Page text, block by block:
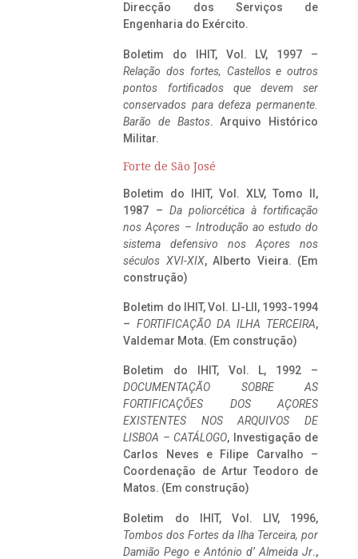
Direcção dos Serviços de
Engenharia do Exército.
Boletim do IHIT, Vol. LV, 1997 –
Relação dos fortes, Castellos e outros
pontos fortificados que devem ser
conservados para defeza permanente.
Barão de Bastos. Arquivo Histórico
Militar.
Forte de São José
Boletim do IHIT, Vol. XLV, Tomo II,
1987 – Da poliorcética à fortificação
nos Açores – Introdução ao estudo do
sistema defensivo nos Açores nos
séculos XVI-XIX, Alberto Vieira. (Em
construção)
Boletim do IHIT, Vol. LI-LII, 1993-1994
– FORTIFICAÇÃO DA ILHA TERCEIRA,
Valdemar Mota. (Em construção)
Boletim do IHIT, Vol. L, 1992 –
DOCUMENTAÇÃO SOBRE AS
FORTIFICAÇÕES DOS AÇORES
EXISTENTES NOS ARQUIVOS DE
LISBOA – CATÁLOGO, Investigação de
Carlos Neves e Filipe Carvalho –
Coordenação de Artur Teodoro de
Matos. (Em construção)
Boletim do IHIT, Vol. LIV, 1996,
Tombos dos Fortes da Ilha Terceira, por
Damião Pego e António d’ Almeida Jr.,